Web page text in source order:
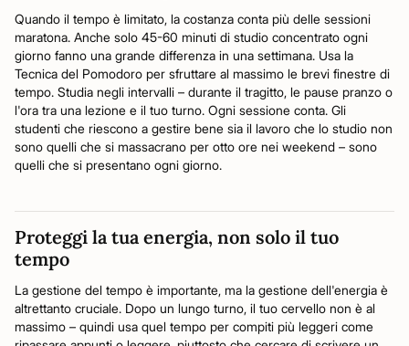
Quando il tempo è limitato, la costanza conta più delle sessioni
maratona. Anche solo 45-60 minuti di studio concentrato ogni
giorno fanno una grande differenza in una settimana. Usa la
Tecnica del Pomodoro per sfruttare al massimo le brevi finestre di
tempo. Studia negli intervalli – durante il tragitto, le pause pranzo o
l'ora tra una lezione e il tuo turno. Ogni sessione conta. Gli
studenti che riescono a gestire bene sia il lavoro che lo studio non
sono quelli che si massacrano per otto ore nei weekend – sono
quelli che si presentano ogni giorno.
Proteggi la tua energia, non solo il tuo
tempo
La gestione del tempo è importante, ma la gestione dell'energia è
altrettanto cruciale. Dopo un lungo turno, il tuo cervello non è al
massimo – quindi usa quel tempo per compiti più leggeri come